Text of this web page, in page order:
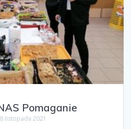
Pomaganie
listopada 2021